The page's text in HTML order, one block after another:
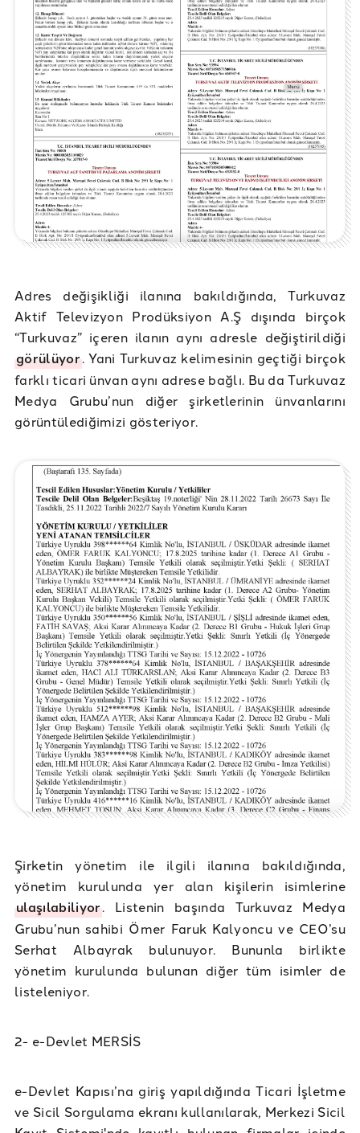
Adres değişikliği ilanına bakıldığında, Turkuvaz
Aktif Televizyon Prodüksiyon A.Ş dışında birçok
“Turkuvaz” içeren ilanın aynı adresle değiştirildiği
görülüyor. Yani Turkuvaz kelimesinin geçtiği birçok
farklı ticari ünvan aynı adrese bağlı. Bu da Turkuvaz
Medya Grubu’nun diğer şirketlerinin ünvanlarını
görüntülediğimizi gösteriyor.
Şirketin yönetim ile ilgili ilanına bakıldığında,
yönetim kurulunda yer alan kişilerin isimlerine
ulaşılabiliyor. Listenin başında Turkuvaz Medya
Grubu’nun sahibi Ömer Faruk Kalyoncu ve CEO’su
Serhat Albayrak bulunuyor. Bununla birlikte
yönetim kurulunda bulunan diğer tüm isimler de
listeleniyor.
2- e-Devlet MERSİS
e-Devlet Kapısı’na giriş yapıldığında Ticari İşletme
ve Sicil Sorgulama ekranı kullanılarak, Merkezi Sicil